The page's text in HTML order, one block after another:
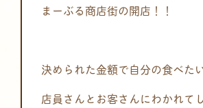
まーぶる商店街の開店！！
決められた金額で自分の食べた
店員さんとお客さんにわかれて